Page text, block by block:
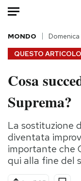
HOME
Italia
Politica
Tecnologia
Internet
Scienza
Cultura
QUESTO
MONDO
Cosa
Suprema?
La sostituzione
diventata
importante che
qui alla fine del